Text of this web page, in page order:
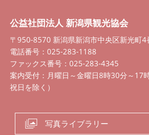
公益社団法人 新潟県観光協会
〒950-8570 新潟県新潟市中央区新光町4
電話番号：025-283-1188
ファックス番号：025-283-4345
案内受付：月曜日～金曜日8時30分～17
祝日を除く）
写真ライブラリー